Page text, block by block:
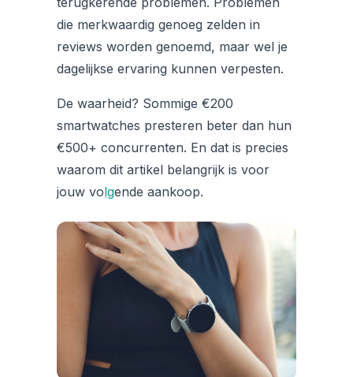
die merkwaardig genoeg zelden in
reviews worden genoemd, maar wel je
dagelijkse ervaring kunnen verpesten.
De waarheid? Sommige €200
smartwatches presteren beter dan hun
€500+ concurrenten. En dat is precies
waarom dit artikel belangrijk is voor
jouw volgende aankoop.